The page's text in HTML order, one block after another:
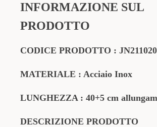
INFORMAZIONE SUL
PRODOTTO
CODICE PRODOTTO :
MATERIALE : Acciaio Inox
LUNGHEZZA : 40+5 cm
DESCRIZIONE PRODOTTO